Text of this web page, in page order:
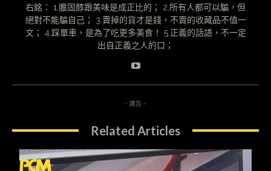
右銘： 1.膽固醇跟美味是成正比的； 2.所有人都可以騙，但
絕對不能騙自己； 3.賣掉的貨才是錢，不賣的收藏品不值一
文； 4.踩單車，是為了吃更多美食！ 5.正義的話語，不一定
出自正義之人的口；
- 廣告 -
Related Articles